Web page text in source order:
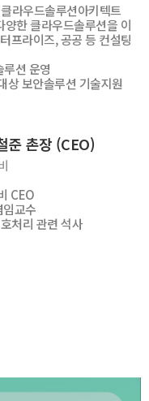
라우드솔루션아키텍트
한 클라우드솔루션을 이
프라이즈, 공공 등 컨설팅
션 운영
상 보안솔루션 기술지원
준 촌장 (CEO)
CEO
교수
처리 관련 석사